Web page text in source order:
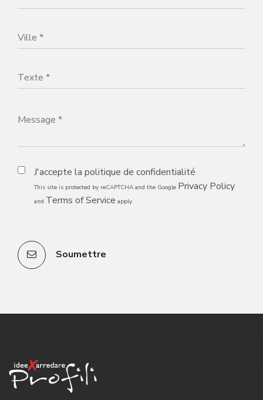
J'accepte la politique de confidentialité
This site is protected by reCAPTCHA and the Google Privacy Policy
and Terms of Service apply.
Soumettre